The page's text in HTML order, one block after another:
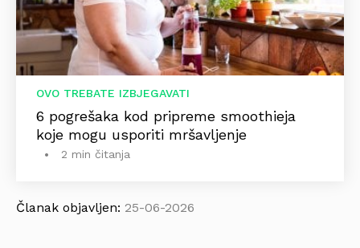
OVO TREBATE IZBJEGAVATI
6 pogrešaka kod pripreme smoothieja
koje mogu usporiti mršavljenje
2 min čitanja
Članak objavljen: 25-06-2026